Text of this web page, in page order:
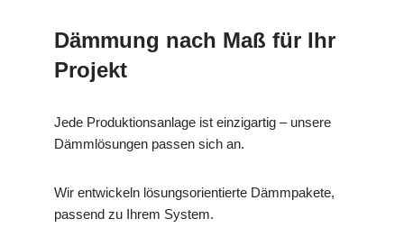
Dämmung nach Maß für Ihr
Projekt
Jede Produktionsanlage ist einzigartig – unsere
Dämmlösungen passen sich an.
Wir entwickeln lösungsorientierte Dämmpakete,
passend zu Ihrem System.